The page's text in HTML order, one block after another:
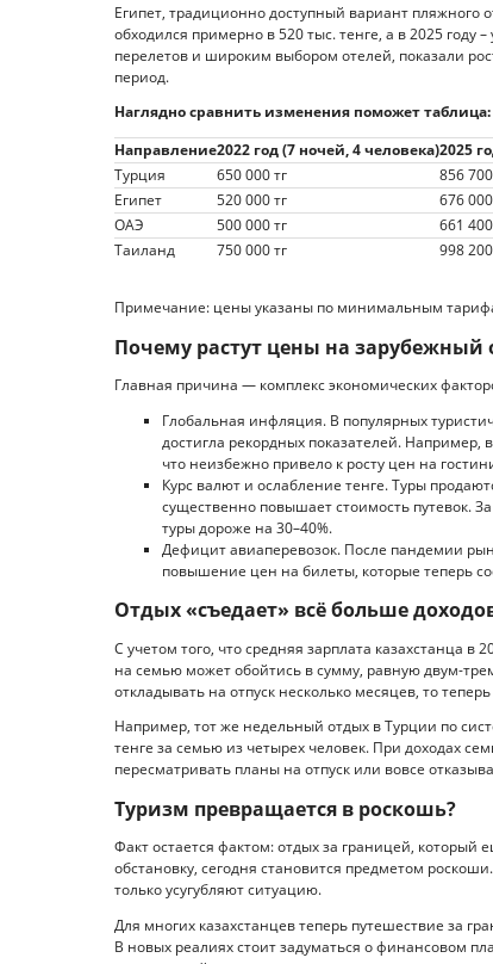
Египет, традиционно доступный вариант пляжного
обходился примерно в 520 тыс. тенге, а в 2025
перелетов и широким выбором отелей, показали
период.
Наглядно сравнить изменения поможет таблица:
Направление2022 год (7 ночей, 4 человека)2025
Турция
650 000 тг
856
Египет
520 000 тг
676
ОАЭ
500 000 тг
661
Таиланд
750 000 тг 998
Примечание: цены указаны по минимальным
Почему растут цены на зарубежный
Главная причина — комплекс экономических
Глобальная инфляция. В популярных
достигла рекордных показателей. Например,
что неизбежно привело к росту цен на
Курс валют и ослабление тенге. Туры
существенно повышает стоимость путевок.
туры дороже на 30–40%.
Дефицит авиаперевозок. После пандемии
повышение цен на билеты, которые теперь
Отдых «съедает» всё больше
С учетом того, что средняя зарплата казахстанца в
на семью может обойтись в сумму, равную двум-
откладывать на отпуск несколько месяцев, то
Например, тот же недельный отдых в Турции по
тенге за семью из четырех человек. При доходах
пересматривать планы на отпуск или вовсе
Туризм превращается в роскошь?
Факт остается фактом: отдых за границей, который
обстановку, сегодня становится предметом
только усугубляют ситуацию.
Для многих казахстанцев теперь путешествие за
В новых реалиях стоит задуматься о финансовом